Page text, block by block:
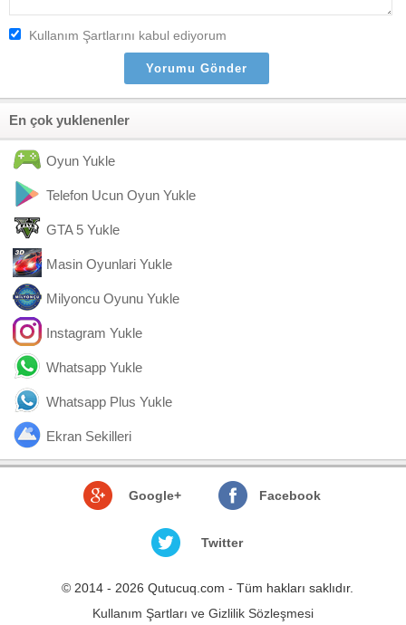
Kullanım Şartlarını kabul ediyorum
En çok yuklenenler
Oyun Yukle
Telefon Ucun Oyun Yukle
GTA 5 Yukle
Masin Oyunlari Yukle
Milyoncu Oyunu Yukle
Instagram Yukle
Whatsapp Yukle
Whatsapp Plus Yukle
Ekran Sekilleri
Google+ Facebook
Twitter
© 2014 - 2026 Qutucuq.com - Tüm hakları saklıdır.
Kullanım Şartları ve Gizlilik Sözleşmesi